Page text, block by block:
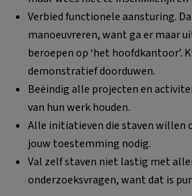
Verbied functionele aansturing.
manoeuvreren, want ga er maar
beroepen op ‘het hoofdkantoor’.
demonstratief doorduwen.
Beëindig alle projecten en
van hun werk houden.
Alle initiatieven die staven willen
jouw toestemming nodig.
Val zelf staven niet lastig met
onderzoeksvragen, want dat is